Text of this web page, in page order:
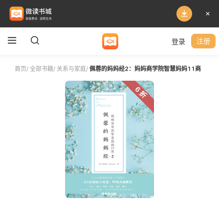
登录 注册
首页/ 全部书籍/ 关系与家庭/ 佩蓉的妈妈经2：妈妈商学院智慧妈妈11商
6 折